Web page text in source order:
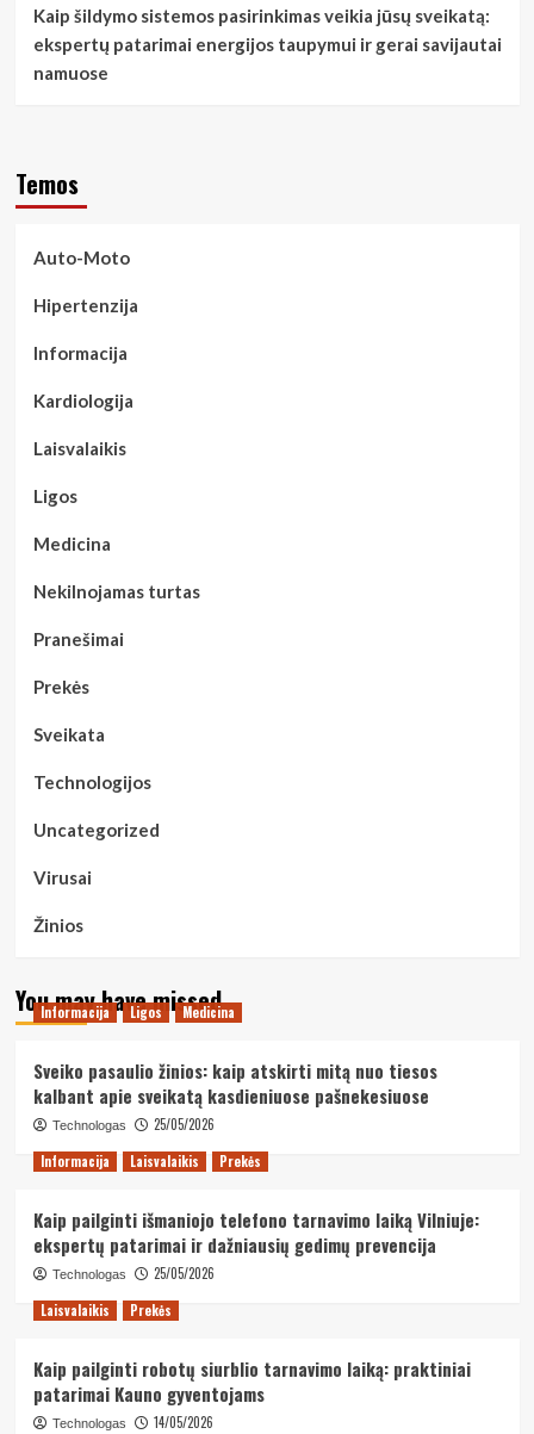
Kaip šildymo sistemos pasirinkimas veikia jūsų sveikatą:
ekspertų patarimai energijos taupymui ir gerai savijautai
namuose
Temos
Auto-Moto
Hipertenzija
Informacija
Kardiologija
Laisvalaikis
Ligos
Medicina
Nekilnojamas turtas
Pranešimai
Prekės
Sveikata
Technologijos
Uncategorized
Virusai
Žinios
You may have missed
Informacija Ligos Medicina
Sveiko pasaulio žinios: kaip atskirti mitą nuo tiesos
kalbant apie sveikatą kasdieniuose pašnekesiuose
Technologas
25/05/2026
Informacija
Laisvalaikis Prekės
Kaip pailginti išmaniojo telefono tarnavimo laiką Vilniuje:
ekspertų patarimai ir dažniausių gedimų prevencija
Technologas
25/05/2026
Laisvalaikis
Prekės
Kaip pailginti robotų siurblio tarnavimo laiką: praktiniai
patarimai Kauno gyventojams
Technologas 14/05/2026